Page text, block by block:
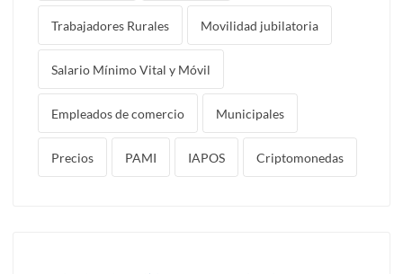
Trabajadores Rurales Movilidad jubilatoria
Salario Mínimo Vital y Móvil
Empleados de comercio Municipales
Precios PAMI IAPOS Criptomonedas